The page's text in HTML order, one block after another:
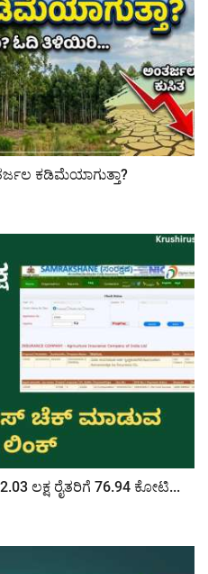
ಕಡಿಮೆಯಾಗುತ್ತಾ?
ಲಕ್ಷ ರೈತರಿಗೆ 76.94 ಕೋಟಿ...